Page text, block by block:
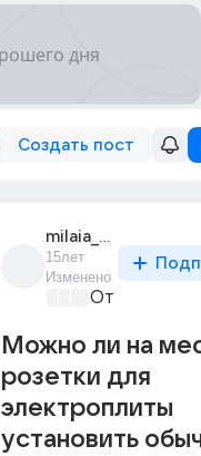
Создать пост
milaia_mila_105
15лет
Изменено
От
Можно ли на
розетки для
электроплиты
установить